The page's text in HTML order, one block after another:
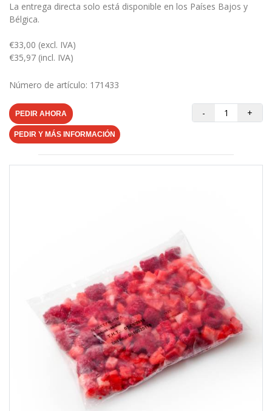
La entrega directa solo está disponible en los Países Bajos y
Bélgica.
€33,00 (excl. IVA)
€35,97 (incl. IVA)
Número de artículo: 171433
PEDIR AHORA - +
PEDIR Y MÁS INFORMACIÓN